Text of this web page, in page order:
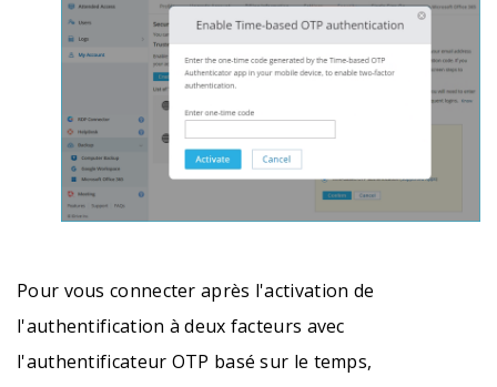
Pour vous connecter après l'activation de
l'authentification à deux facteurs avec
l'authentificateur OTP basé sur le temps,